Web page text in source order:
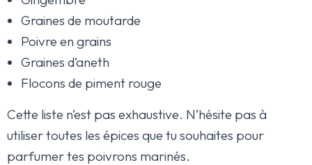
Graines de moutarde
Poivre en grains
Graines d’aneth
Flocons de piment rouge
Cette liste n’est pas exhaustive. N’hésite pas à
utiliser toutes les épices que tu souhaites pour
parfumer tes poivrons marinés.